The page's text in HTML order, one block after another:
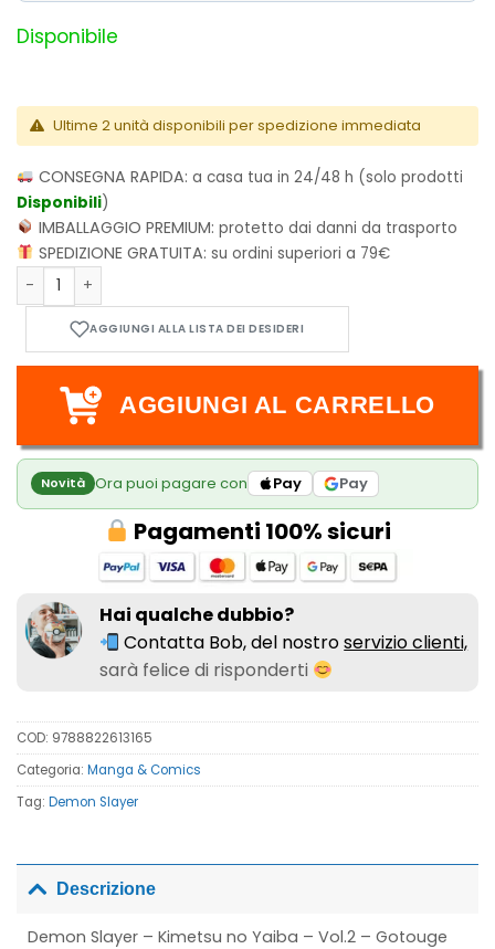
Disponibile
Ultime 2 unità disponibili per spedizione immediata
CONSEGNA RAPIDA:a casa tua in 24/48 h (solo prodotti
Disponibili)
IMBALLAGGIO PREMIUM:protetto dai danni da trasporto
SPEDIZIONE GRATUITA:su ordini superiori a 79€
Demon Slayer - Kimetsu no Yaiba - Vol.2 - Gotouge
AGGIUNGI AL CARRELLO
Novità Ora puoi pagare con Pay Pay
Pagamenti 100% sicuri
Hai qualche dubbio?
Contatta Bob, del nostroservizio clienti,
sarà felice di risponderti
COD: 9788822613165
Categoria: Manga & Comics
Tag: Demon Slayer
Descrizione
Demon Slayer – Kimetsu no Yaiba – Vol.2 – Gotouge